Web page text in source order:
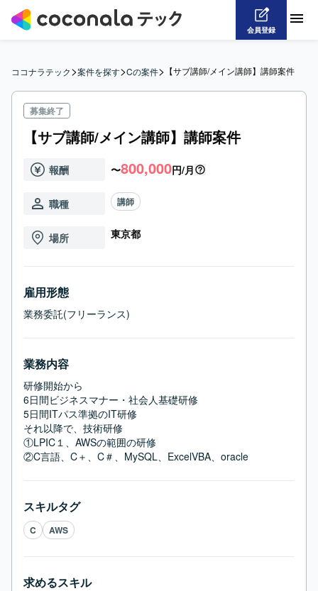
会員登録
ココナラテック>案件を探す>Cの案件> 【サブ講師/メイン講師】講師案件
募集終了
【サブ講師/メイン講師】講師案件
報酬 〜800,000円/月
職種 講師
場所 東京都
雇用形態
業務委託(フリーランス)
業務内容
研修開始から
6日間ビジネスマナー・社会人基礎研修
5日間ITパス準拠のIT研修
それ以降で、技術研修
①LPIC１、AWSの範囲の研修
②C言語、C＋、C＃、MySQL、ExcelVBA、oracle
スキルタグ
C AWS
求めるスキル